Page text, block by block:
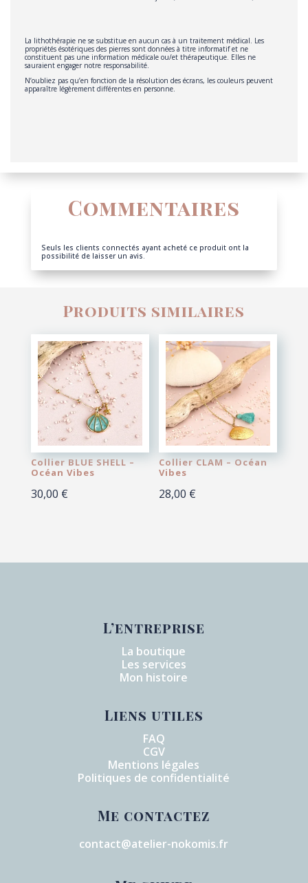
La lithothérapie ne se substitue en aucun cas à un traitement médical. Les
propriétés ésotériques des pierres sont données à titre informatif et ne
constituent pas une information médicale ou/et thérapeutique. Elles ne
sauraient engager notre responsabilité.
N’oubliez pas qu’en fonction de la résolution des écrans, les couleurs peuvent
apparaître légèrement différentes en personne.
Commentaires
Seuls les clients connectés ayant acheté ce produit ont la
possibilité de laisser un avis.
Produits similaires
Collier BLUE SHELL –
Océan Vibes
30,00 €
Collier CLAM – Océan
Vibes
28,00 €
L’entreprise
La boutique
Les services
Mon histoire
Liens utiles
FAQ
CGV
Mentions légales
Politiques de confidentialité
Me contactez
contact@atelier-nokomis.fr